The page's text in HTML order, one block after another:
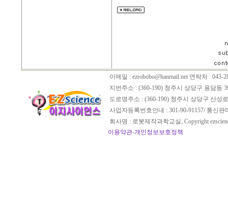
이메일 : ezrobobo@hanmail.net 연락처 : 043-
지번주소 : (360-190) 청주시 상당구 용담동
도로명주소 : (360-190) 청주시 상당구 산성
사업자등록번호안내 : 301-90-91157/ 통신
회사명 : 로봇제작과학교실, Copyright
이용약관-개인정보보호정책